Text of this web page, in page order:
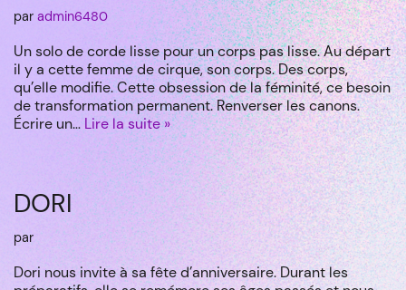
par admin6480
Un solo de corde lisse pour un corps pas lisse. Au départ
il y a cette femme de cirque, son corps. Des corps,
qu’elle modifie. Cette obsession de la féminité, ce besoin
de transformation permanent. Renverser les canons.
Écrire un… Lire la suite »
DORI
par
Dori nous invite à sa fête d’anniversaire. Durant les